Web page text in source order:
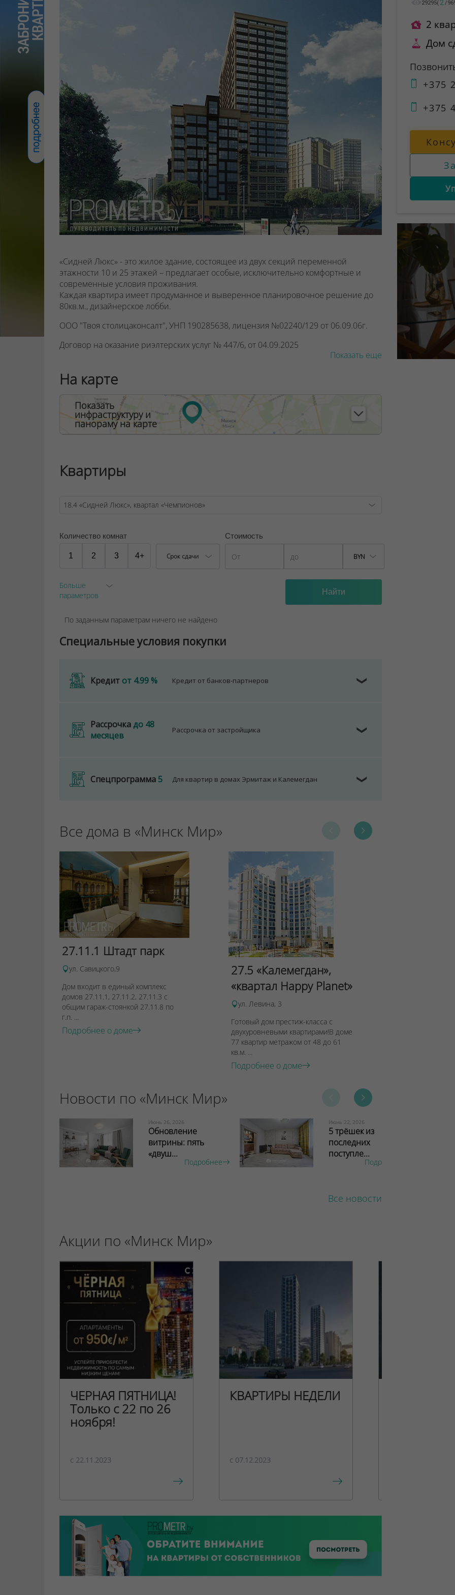
«Сидней Люкс» - это жилое здание, состоящее из двух секций переменной
этажности 10 и 25 этажей – предлагает особые, исключительно комфортные и
современные условия проживания.
Каждая квартира имеет продуманное и выверенное планировочное решение до
80кв.м., дизайнерское лобби.
ООО "Твоя столицаконсалт", УНП 190285638, лицензия №02240/129 от 06.09.06г.
Договор на оказание риэлтерских услуг № 447/6, от 04.09.2025
Показать еще
На карте
Показать
инфраструктуру и
панораму на карте
Квартиры
Количество комнат
1 2 3 4+ Срок сдачи
Стоимость
BYN
Больше
параметров
По заданным параметрам ничего не найдено
Специальные условия покупки
Кредит от 4.99 % Кредит от банков-партнеров ❯
Рассрочкадо 48
месяцев
Рассрочка от застройщика ❯
Спецпрограмма5 Для квартир в домах Эрмитаж и Калемегдан ❯
Все дома в «Минск Мир»
27.11.1 Штадт парк
ул. Савицкого,9
Дом входит в единый комплекс
домов 27.11.1, 27.11.2, 27.11.3 с
общим гараж-стоянкой 27.11.8 по
г.п. ...
Подробнее о доме
27.5 «Калемегдан»,
«квартал Happy Planet»
ул. Левина, 3
Готовый дом престиж-класса с
двухуровневыми квартирами!В доме
77 квартир метражом от 48 до 61
кв.м. ...
Подробнее о доме
Новости по «Минск Мир»
Июнь 26, 2026
Обновление
витрины: пять
«двуш...
Подробнее
Июнь 22, 2026
5 трёшек из
последних
поступле...
Подробнее
Все новости
Акции по «Минск Мир»
ЧЕРНАЯ ПЯТНИЦА!
Только с 22 по 26
ноября!
c 22.11.2023
КВАРТИРЫ НЕДЕЛИ
c 07.12.2023
29295( 2 /
2
Дом
+375
+375